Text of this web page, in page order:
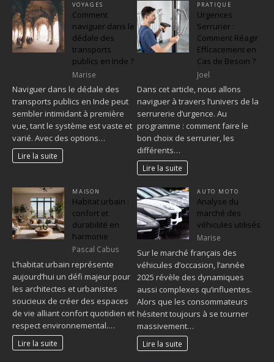
VOYAGES
Comment
naviguer dans le
dédale des
transports
publics en Inde ?
Marise
Naviguer dans le dédale des
transports publics en Inde peut
sembler intimidant à première
vue, tant le système est vaste et
varié. Avec des options…
Lire la suite
PRATIQUE
Urgences
Serrurier :
Comment Réagir
Efficacement en
Cas de Besoin ?
Joel
Dans cet article, nous allons
naviguer à travers l’univers de la
serrurerie d’urgence. Au
programme : comment faire le
bon choix de serrurier, les
différents…
Lire la suite
MAISON
Habitat urbain :
confort et
durabilité en
harmonie
Pascal Cabus
L’habitat urbain représente
aujourd’hui un défi majeur pour
les architectes et urbanistes
soucieux de créer des espaces
de vie alliant confort quotidien et
respect environnemental.…
Lire la suite
AUTO MOTO
Analyse du
marché des
véhicules utilisés
Marise
Sur le marché français des
véhicules d’occasion, l’année
2025 révèle des dynamiques
aussi complexes qu’influentes.
Alors que les consommateurs
hésitent toujours à se tourner
massivement…
Lire la suite